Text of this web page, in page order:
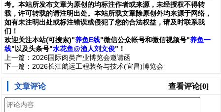
考。本站所发布文章为原创的均标注作者或来源，未经授权不得转
载，许可转载的请注明出处。本站所载文章除原创外均来源于网络，
如有未注明出处或标注错误或侵犯了您的合法权益，请及时联系我
们 ！
欢迎关注本站(可搜索)"养鱼E线"微信公众帐号和微信视频号"养鱼一
线" 以及头条号"水花鱼@渔人刘文俊"！
上一篇： 2026国际肉类产业博览会邀请函
下一篇： 2026长江航运工程装备与技术(宜昌)博览会
查看评论[0]
文章评论